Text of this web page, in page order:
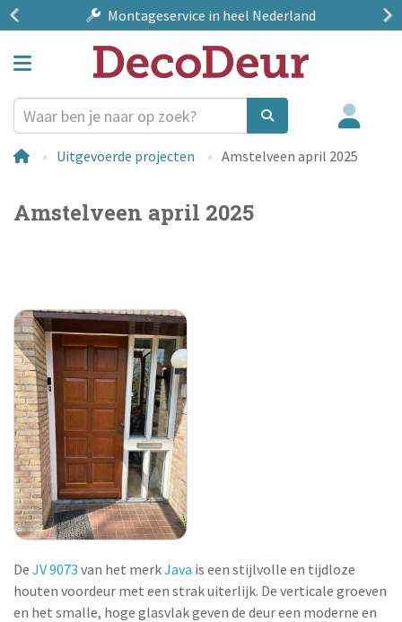
Montageservice in heel Nederland
Uitgevoerde projecten Amstelveen april 2025
Amstelveen april 2025
De JV 9073 van het merkJava is een stijlvolle en tijdloze
houten voordeur met een strak uiterlijk. De verticale groeven
en het smalle, hoge glasvlak geven de deur een moderne en